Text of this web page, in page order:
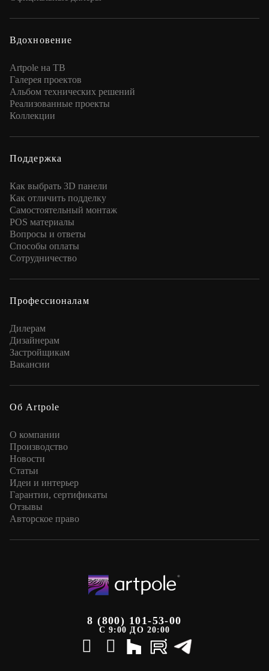
Вдохновение
Artpole на ТВ
Галерея проектов
Альбом технических решений
Реализованные проекты
Коллекции
Поддержка
Как выбрать 3D панели
Как отличить подделку
Самостоятельный монтаж
POS материалы
Вопросы и ответы
Способы оплаты
Сотрудничество
Профессионалам
Дилерам
Дизайнерам
Застройщикам
Вакансии
Об Artpole
О компании
Производство
Новости
Статьи
Идеи и интерьер
Гарантии, сертификаты
Отзывы
Авторское право
8 (800) 101-53-00
С 9:00 ДО 20:00